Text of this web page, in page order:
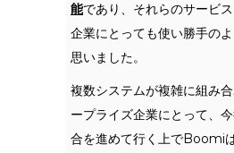
能であり、それらのサービ
企業にとっても使い勝手の
思いました。
複数システムが複雑に組み
ープライズ企業にとって、
合を進めて行く上でBoomi